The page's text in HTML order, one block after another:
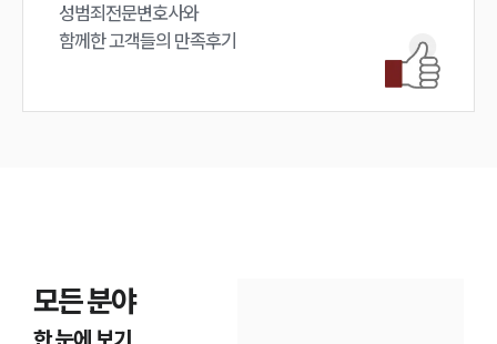
성범죄전문변호사와
함께한 고객들의 만족후기
모든 분야